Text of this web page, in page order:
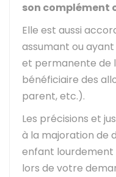
son complément
Elle est aussi
assumant ou
et permanente de
bénéficiaire des
parent, etc.).
Les précisions et
à la majoration de
enfant
lors de votre